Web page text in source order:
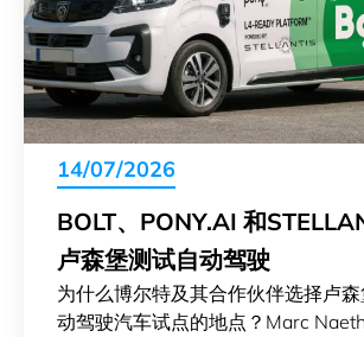
14/07/2026
BOLT、PONY.AI 和
卢森堡测试自动驾驶
为什么博尔特及其合作伙伴选择卢
动驾驶汽车试点的地点？Marc